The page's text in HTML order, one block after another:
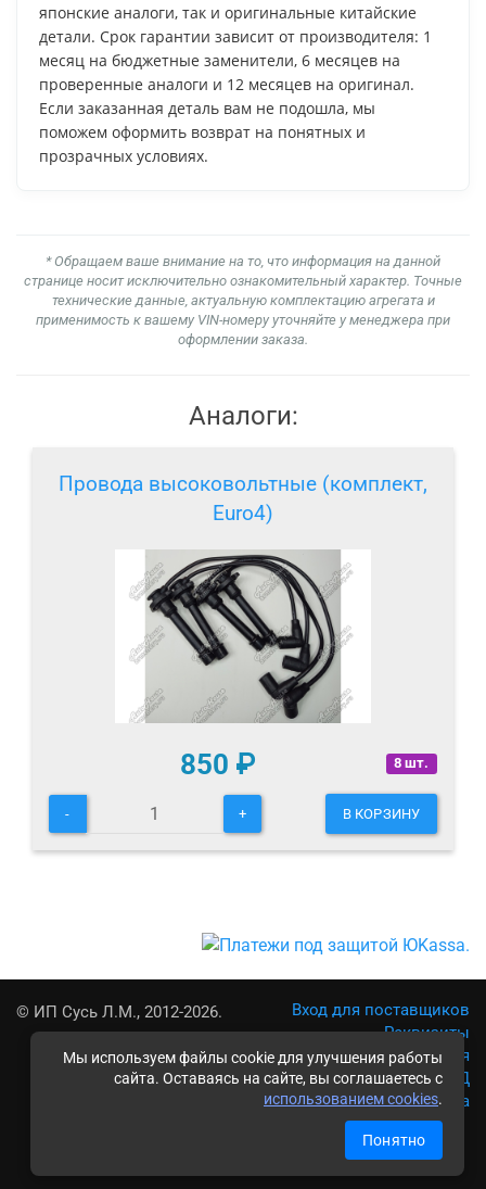
Мы используем файлы cookie для улучшения работы
сайта. Оставаясь на сайте, вы соглашаетесь с
использованием cookies.
Понятно
японские аналоги, так и оригинальные китайские
детали. Срок гарантии зависит от производителя: 1
месяц на бюджетные заменители, 6 месяцев на
проверенные аналоги и 12 месяцев на оригинал.
Если заказанная деталь вам не подошла, мы
поможем оформить возврат на понятных и
прозрачных условиях.
* Обращаем ваше внимание на то, что информация на данной
странице носит исключительно ознакомительный характер. Точные
технические данные, актуальную комплектацию агрегата и
применимость к вашему VIN-номеру уточняйте у менеджера при
оформлении заказа.
Аналоги:
Провода высоковольтные (комплект,
Euro4)
8 шт.
850 ₽
- + В КОРЗИНУ
© ИП Сусь Л.М., 2012-2026.
Вход для поставщиков
Реквизиты
Условия использования
Политика обработки ПД
Карта сайта